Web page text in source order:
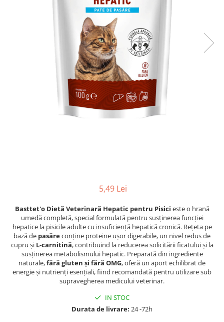
5,49 Lei
Basttet'o Dietă Veterinară Hepatic pentru Pisici este o hrană
umedă completă, special formulată pentru susținerea funcției
hepatice la pisicile adulte cu insuficiență hepatică cronică. Rețeta pe
bază de pasăreconține proteine ușor digerabile, un nivel redus de
cupru și L-carnitină, contribuind la reducerea solicitării ficatului și la
susținerea metabolismului hepatic. Preparată din ingrediente
naturale,fără gluten și fără OMG, oferă un aport echilibrat de
energie și nutrienți esențiali, fiind recomandată pentru utilizare sub
supravegherea medicului veterinar.
IN STOC
Durata de livrare: 24 -72h